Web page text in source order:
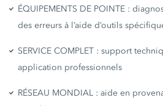
ÉQUIPEMENTS DE POINTE :
des erreurs à l’aide d’outils
SERVICE COMPLET : support
application professionnels
RÉSEAU MONDIAL : aide en